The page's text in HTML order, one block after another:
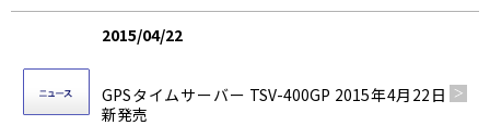
2015/04/22
GPSタイムサーバー TSV-400GP 2015年4月22日
新発売